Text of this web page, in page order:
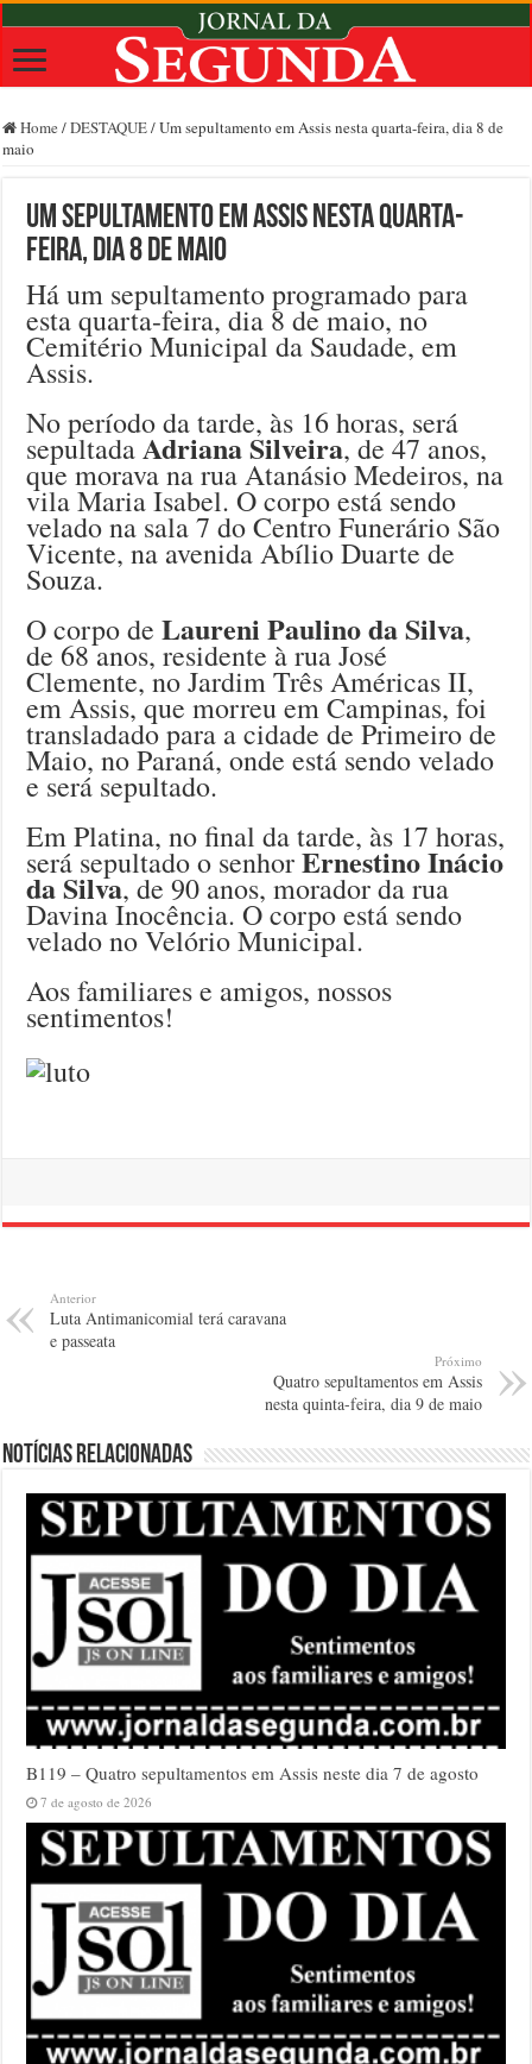
Home /DESTAQUE/Um sepultamento em Assis nesta quarta-feira, dia 8 de
maio
Um sepultamento em Assis nesta quarta-
feira, dia 8 de maio
Há um sepultamento programado para
esta quarta-feira, dia 8 de maio, no
Cemitério Municipal da Saudade, em
Assis.
No período da tarde, às 16 horas, será
sepultadaAdriana Silveira, de 47 anos,
que morava na rua Atanásio Medeiros, na
vila Maria Isabel. O corpo está sendo
velado na sala 7 do Centro Funerário São
Vicente, na avenida Abílio Duarte de
Souza.
O corpo deLaureni Paulino da Silva,
de 68 anos, residente à rua José
Clemente, no Jardim Três Américas II,
em Assis, que morreu em Campinas, foi
transladado para a cidade de Primeiro de
Maio, no Paraná, onde está sendo velado
e será sepultado.
Em Platina, no final da tarde, às 17 horas,
será sepultado o senhorErnestino Inácio
da Silva, de 90 anos, morador da rua
Davina Inocência. O corpo está sendo
velado no Velório Municipal.
Aos familiares e amigos, nossos
sentimentos!
Anterior
Luta Antimanicomial terá caravana
e passeata
Próximo
Quatro sepultamentos em Assis
nesta quinta-feira, dia 9 de maio
Notícias relacionadas
B119 – Quatro sepultamentos em Assis neste dia 7 de agosto
7 de agosto de 2026